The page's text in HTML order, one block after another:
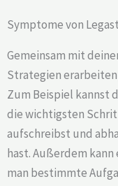
Symptome von
Gemeinsam mit
Strategien
Zum Beispiel kannst
die wichtigsten
aufschreibst und
hast. Außerdem
man bestimmte